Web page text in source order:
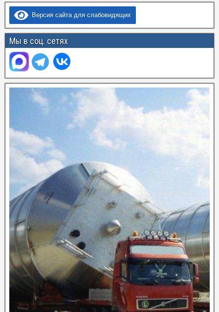
Версия сайта для слабовидящих
Мы в соц. сетях